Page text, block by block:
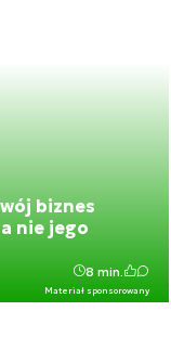
biznes
nie jego
Materiał sponsorowany
8 min.